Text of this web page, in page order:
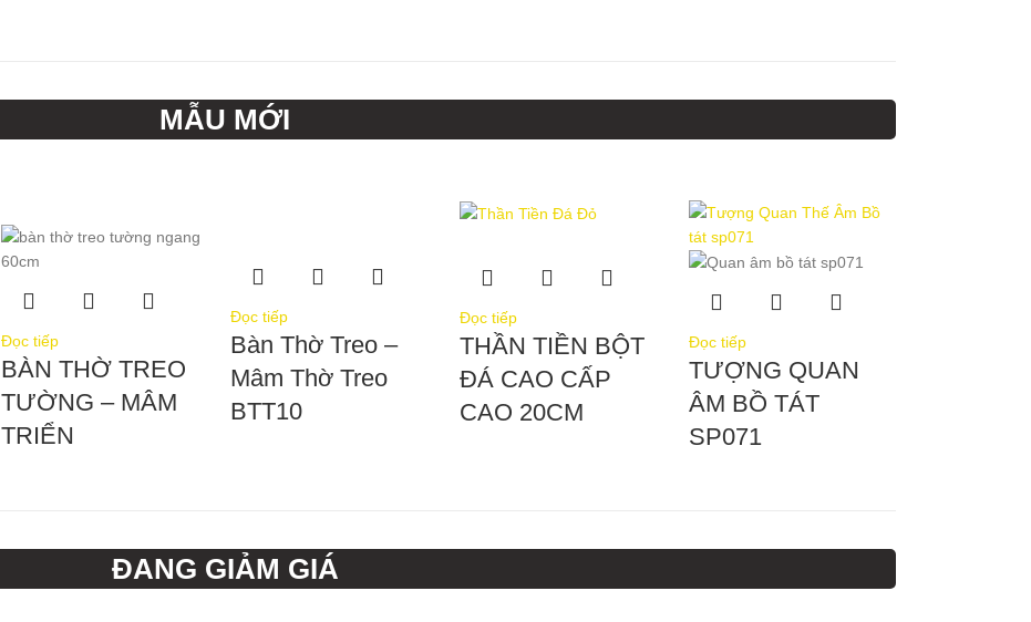
MẪU MỚI
Đọc tiếp
BÀN THỜ TREO
TƯỜNG – MÂM
TRIỂN
Đọc tiếp
Bàn Thờ Treo –
Mâm Thờ Treo
BTT10
Đọc tiếp
THẦN TIỀN BỘT
ĐÁ CAO CẤP
CAO 20CM
Đọc tiếp
TƯỢNG QUAN
ÂM BỒ TÁT
SP071
ĐANG GIẢM GIÁ